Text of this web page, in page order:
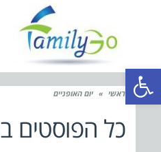
פתח סרגל נגישות
ראשי » יום האופניים
כל הפוסטים ב